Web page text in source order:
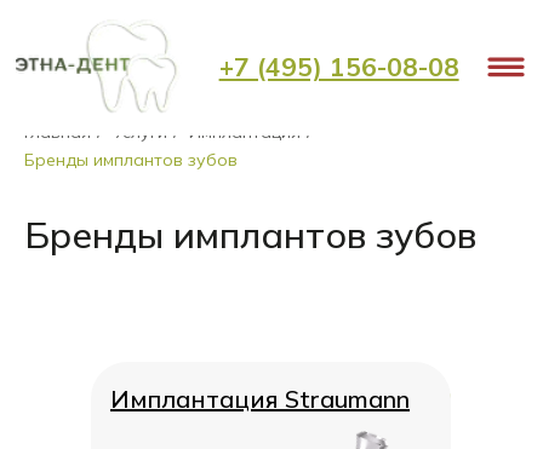
+7 (495) 156-08-08
Главная / Услуги / Имплантация /
Бренды имплантов зубов
Бренды имплантов зубов
Имплантация Straumann
Имплантация Straumann